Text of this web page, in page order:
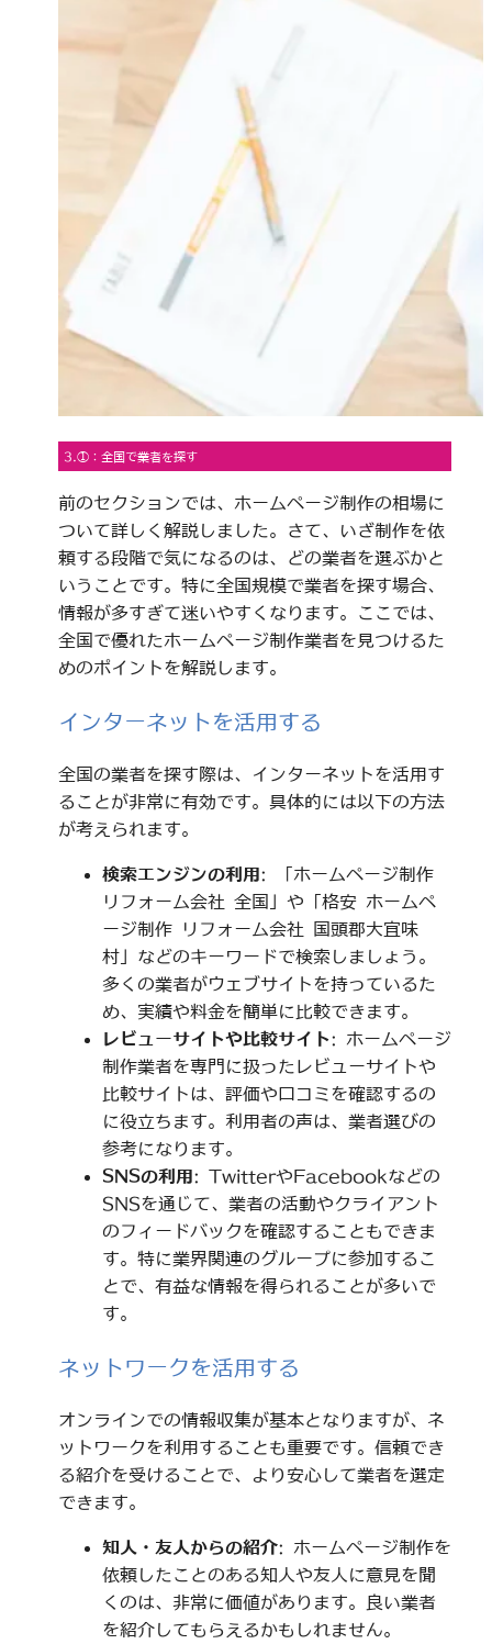
3.①：全国で業者を探す
前のセクションでは、ホームページ制作の相場に
ついて詳しく解説しました。さて、いざ制作を依
頼する段階で気になるのは、どの業者を選ぶかと
いうことです。特に全国規模で業者を探す場合、
情報が多すぎて迷いやすくなります。ここでは、
全国で優れたホームページ制作業者を見つけるた
めのポイントを解説します。
インターネットを活用する
全国の業者を探す際は、インターネットを活用す
ることが非常に有効です。具体的には以下の方法
が考えられます。
検索エンジンの利用 : 「ホームページ制作
リフォーム会社 全国」や「格安 ホームペ
ージ制作 リフォーム会社 国頭郡大宜味
村」などのキーワードで検索しましょう。
多くの業者がウェブサイトを持っているた
め、実績や料金を簡単に比較できます。
レビューサイトや比較サイト: ホームページ
制作業者を専門に扱ったレビューサイトや
比較サイトは、評価や口コミを確認するの
に役立ちます。利用者の声は、業者選びの
参考になります。
SNSの利用 : TwitterやFacebookなどの
SNSを通じて、業者の活動やクライアント
のフィードバックを確認することもできま
す。特に業界関連のグループに参加するこ
とで、有益な情報を得られることが多いで
す。
ネットワークを活用する
オンラインでの情報収集が基本となりますが、ネ
ットワークを利用することも重要です。信頼でき
る紹介を受けることで、より安心して業者を選定
できます。
知人・友人からの紹介: ホームページ制作を
依頼したことのある知人や友人に意見を聞
くのは、非常に価値があります。良い業者
を紹介してもらえるかもしれません。